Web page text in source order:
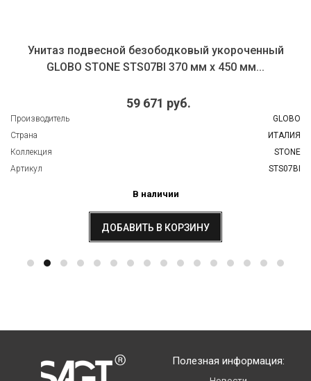
Унитаз подвесной безободковый укороченный
GLOBO STONE STS07BI 370 мм х 450 мм...
59 671 руб.
Производитель
GLOBO
Страна
ИТАЛИЯ
Коллекция
STONE
Артикул
STS07BI
В наличии
ДОБАВИТЬ В КОРЗИНУ
Полезная информация: